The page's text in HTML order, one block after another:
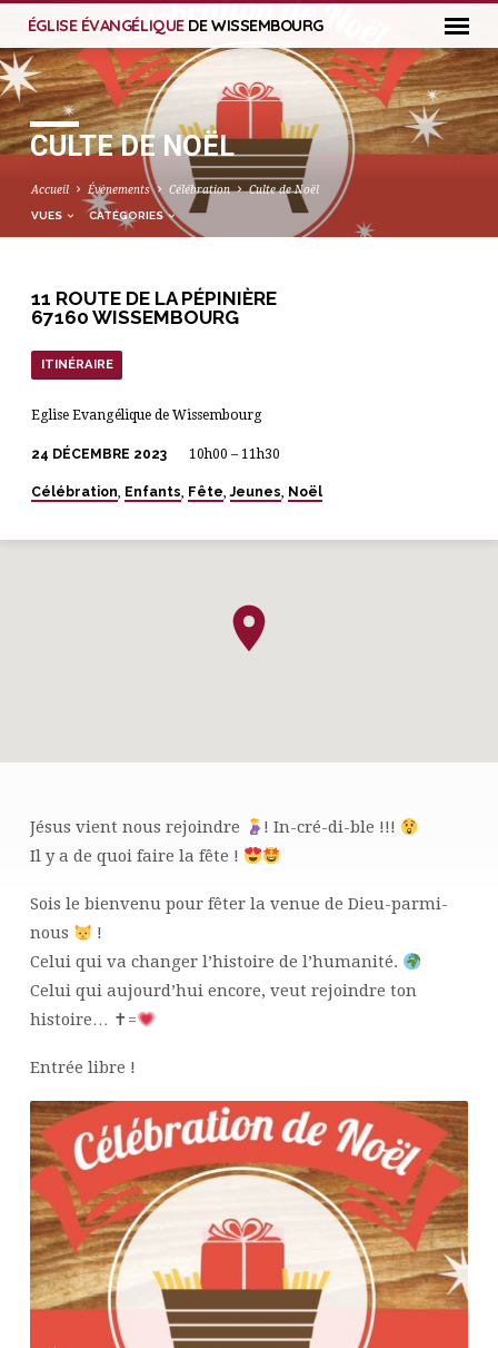
ÉGLISE ÉVANGÉLIQUE DE WISSEMBOURG
CULTE DE NOËL
Accueil Évènements Célébration Culte de Noël
VUES CATÉGORIES
11 ROUTE DE LA PÉPINIÈRE
67160 WISSEMBOURG
ITINÉRAIRE
Eglise Evangélique de Wissembourg
24 DÉCEMBRE 2023 10h00 – 11h30
Célébration, Enfants, Fête,Jeunes, Noël
CULTE
NOËL
Jésus vient nous rejoindre
! In-cré-di-ble !!!
Il y a de quoi faire la fête !
Sois le bienvenu pour fêter la venue de Dieu-parmi-
nous
!
Celui qui va changer l’histoire de l’humanité.
Celui qui aujourd’hui encore, veut rejoindre ton
histoire… ✝=
Entrée libre !